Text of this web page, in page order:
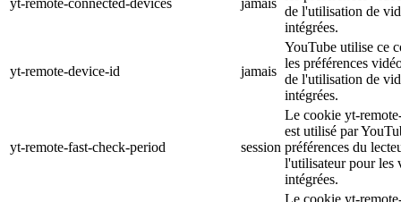
de l'utilisation de
intégrées.
yt-remote-device-id jamais
YouTube utilise ce
les préférences
de l'utilisation de
intégrées.
yt-remote-fast-check-period session
Le cookie yt-
est utilisé par
préférences du
l'utilisateur pour les
intégrées.
Le cookie yt-